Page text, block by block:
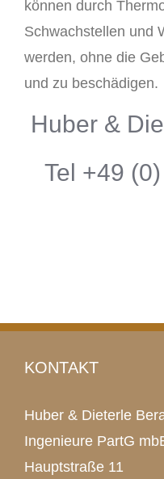
können durch
Schwachstellen und
werden, ohne die
und zu beschädigen.
Huber &
Tel +49
KONTAKT
Huber & Dieterle
Ingenieure PartG
Hauptstraße 11